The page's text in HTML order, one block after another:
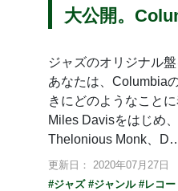
大公開。
ジャズのオリジナル
あなたは、Columbia
きにどのようなこと
Miles Davisをはじめ
Thelonious Monk、
更新日： 2020年07月27日
#ジャズ #ジャンル #レコ